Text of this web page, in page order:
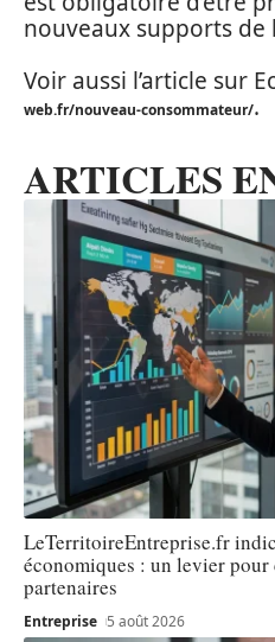
nouveaux supports
Voir aussi l’article sur
web.fr/nouveau-consommateur/.
ARTICLES
LeTerritoireEntreprise.fr
économiques : un levier
partenaires
Entreprise 5 août 2026